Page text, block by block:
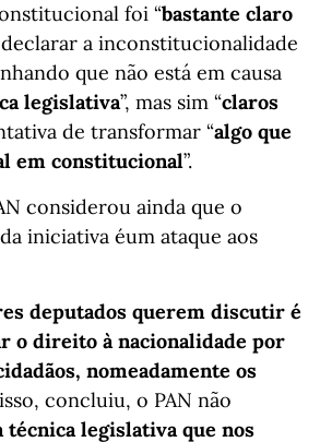
foi “bastante claro
declarar a inconstitucionalidade
que não está em causa
legislativa”, mas sim “claros
de transformar “algo que
em constitucional”.
considerou ainda que o
iniciativa éum ataque aos
deputados querem discutir é
o direito à nacionalidade por
nomeadamente os
isso, concluiu, o PAN não
técnica legislativa que nos